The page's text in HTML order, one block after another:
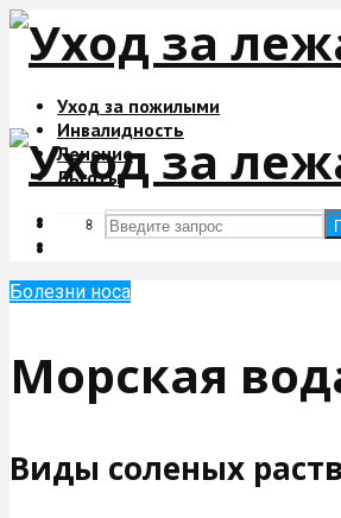
Уход за пожилыми
Инвалидность
Лечение
Льготы
Болезни носа
Морская
Виды соленых